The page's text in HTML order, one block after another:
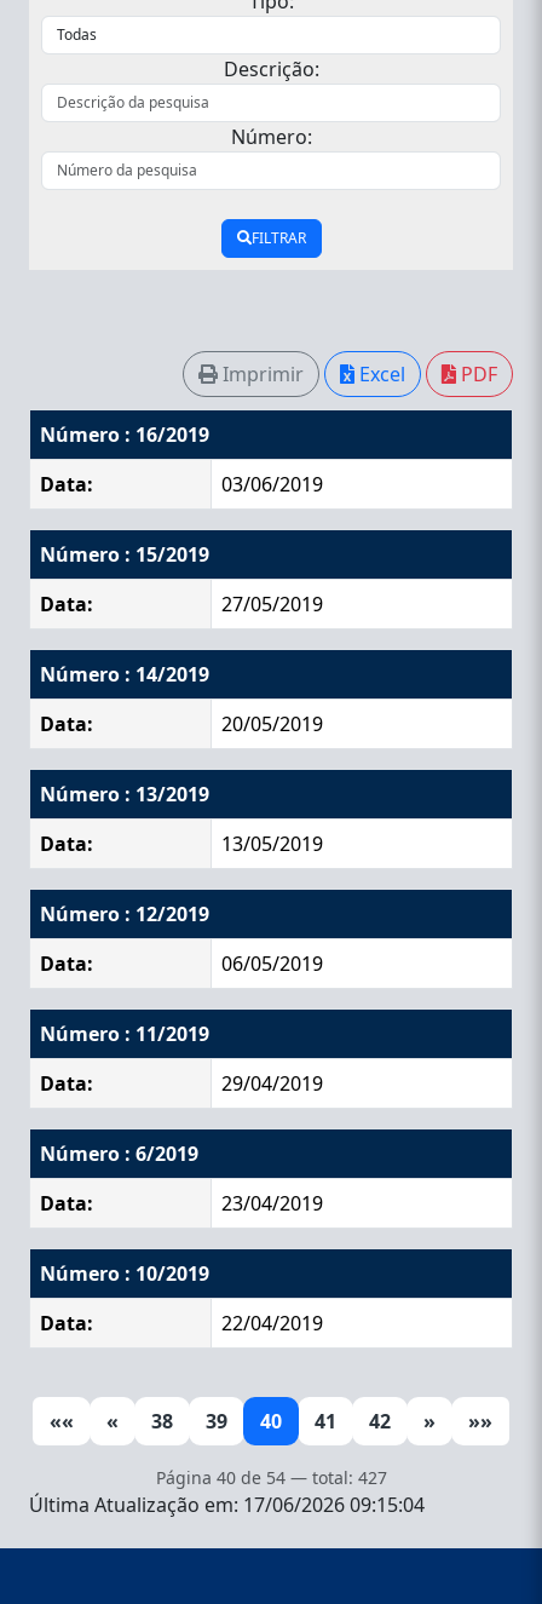
Descrição:
Número:
FILTRAR
Imprimir Excel PDF
Número : 16/2019
Data:
03/06/2019
Número : 15/2019
Data:
27/05/2019
Número : 14/2019
Data:
20/05/2019
Número : 13/2019
Data:
13/05/2019
Número : 12/2019
Data:
06/05/2019
Número : 11/2019
Data:
29/04/2019
Número : 6/2019
Data:
23/04/2019
Número : 10/2019
Data:
22/04/2019
«« « 38 39 40 41 42 » »»
Página 40 de 54 — total: 427
Última Atualização em: 17/06/2026 09:15:04